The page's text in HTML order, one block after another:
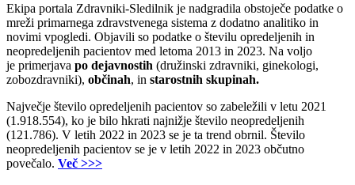
Ekipa portala Zdravniki-Sledilnik je nadgradila obstoječe podatke o
mreži primarnega zdravstvenega sistema z dodatno analitiko in
novimi vpogledi. Objavili so podatke o številu opredeljenih in
neopredeljenih pacientov med letoma 2013 in 2023. Na voljo
je primerjava po dejavnostih (družinski zdravniki, ginekologi,
zobozdravniki), občinah, in starostnih skupinah.
Največje število opredeljenih pacientov so zabeležili v letu 2021
(1.918.554), ko je bilo hkrati najnižje število neopredeljenih
(121.786). V letih 2022 in 2023 se je ta trend obrnil. Število
neopredeljenih pacientov se je v letih 2022 in 2023 občutno
povečalo. Več >>>